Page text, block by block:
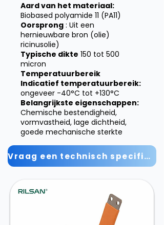
Aard van het materiaal:
Biobased polyamide 11 (PA11)
Oorsprong : Uit een
hernieuwbare bron (olie)
ricinusolie)
Typische dikte 150 tot 500
micron
Temperatuurbereik
Indicatief temperatuurbereik:
ongeveer -40°C tot +130°C
Belangrijkste eigenschappen:
Chemische bestendigheid,
vormvastheid, lage dichtheid,
goede mechanische sterkte
Vraag een technisch specificatieblad aan.